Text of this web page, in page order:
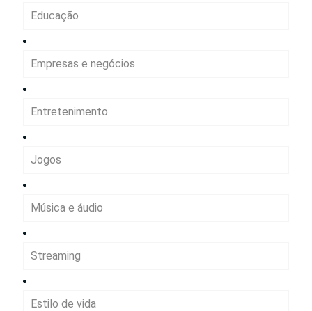
Educação
Empresas e negócios
Entretenimento
Jogos
Música e áudio
Streaming
Estilo de vida